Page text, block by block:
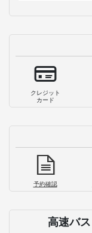
クレジット
カード
予約確認
高速バ